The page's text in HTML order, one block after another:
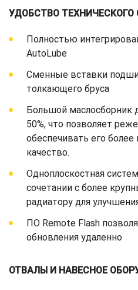
УДОБСТВО
Полностью
AutoLube
Сменные вставки
толкающего бруса
Большой маслосборник
50%, что позволяет
обеспечивать его
качество.
Одноплоскостная
сочетании с более
радиатору для
ПО Remote Flash
обновления удаленно
ОТВАЛЫ И НАВЕСНОЕ